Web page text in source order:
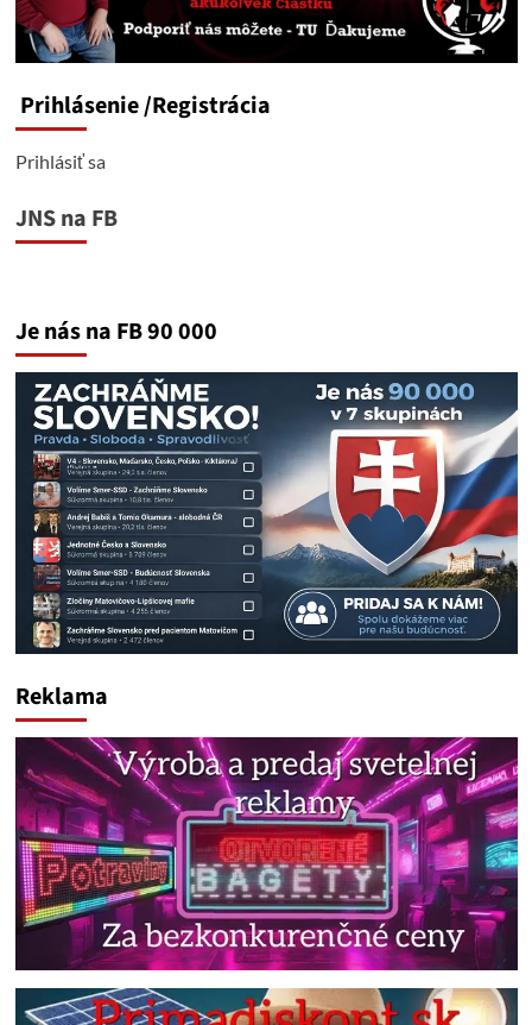
Prihlásenie/Registrácia
Prihlásiť sa
JNS na FB
Je nás na FB 90 000
Reklama